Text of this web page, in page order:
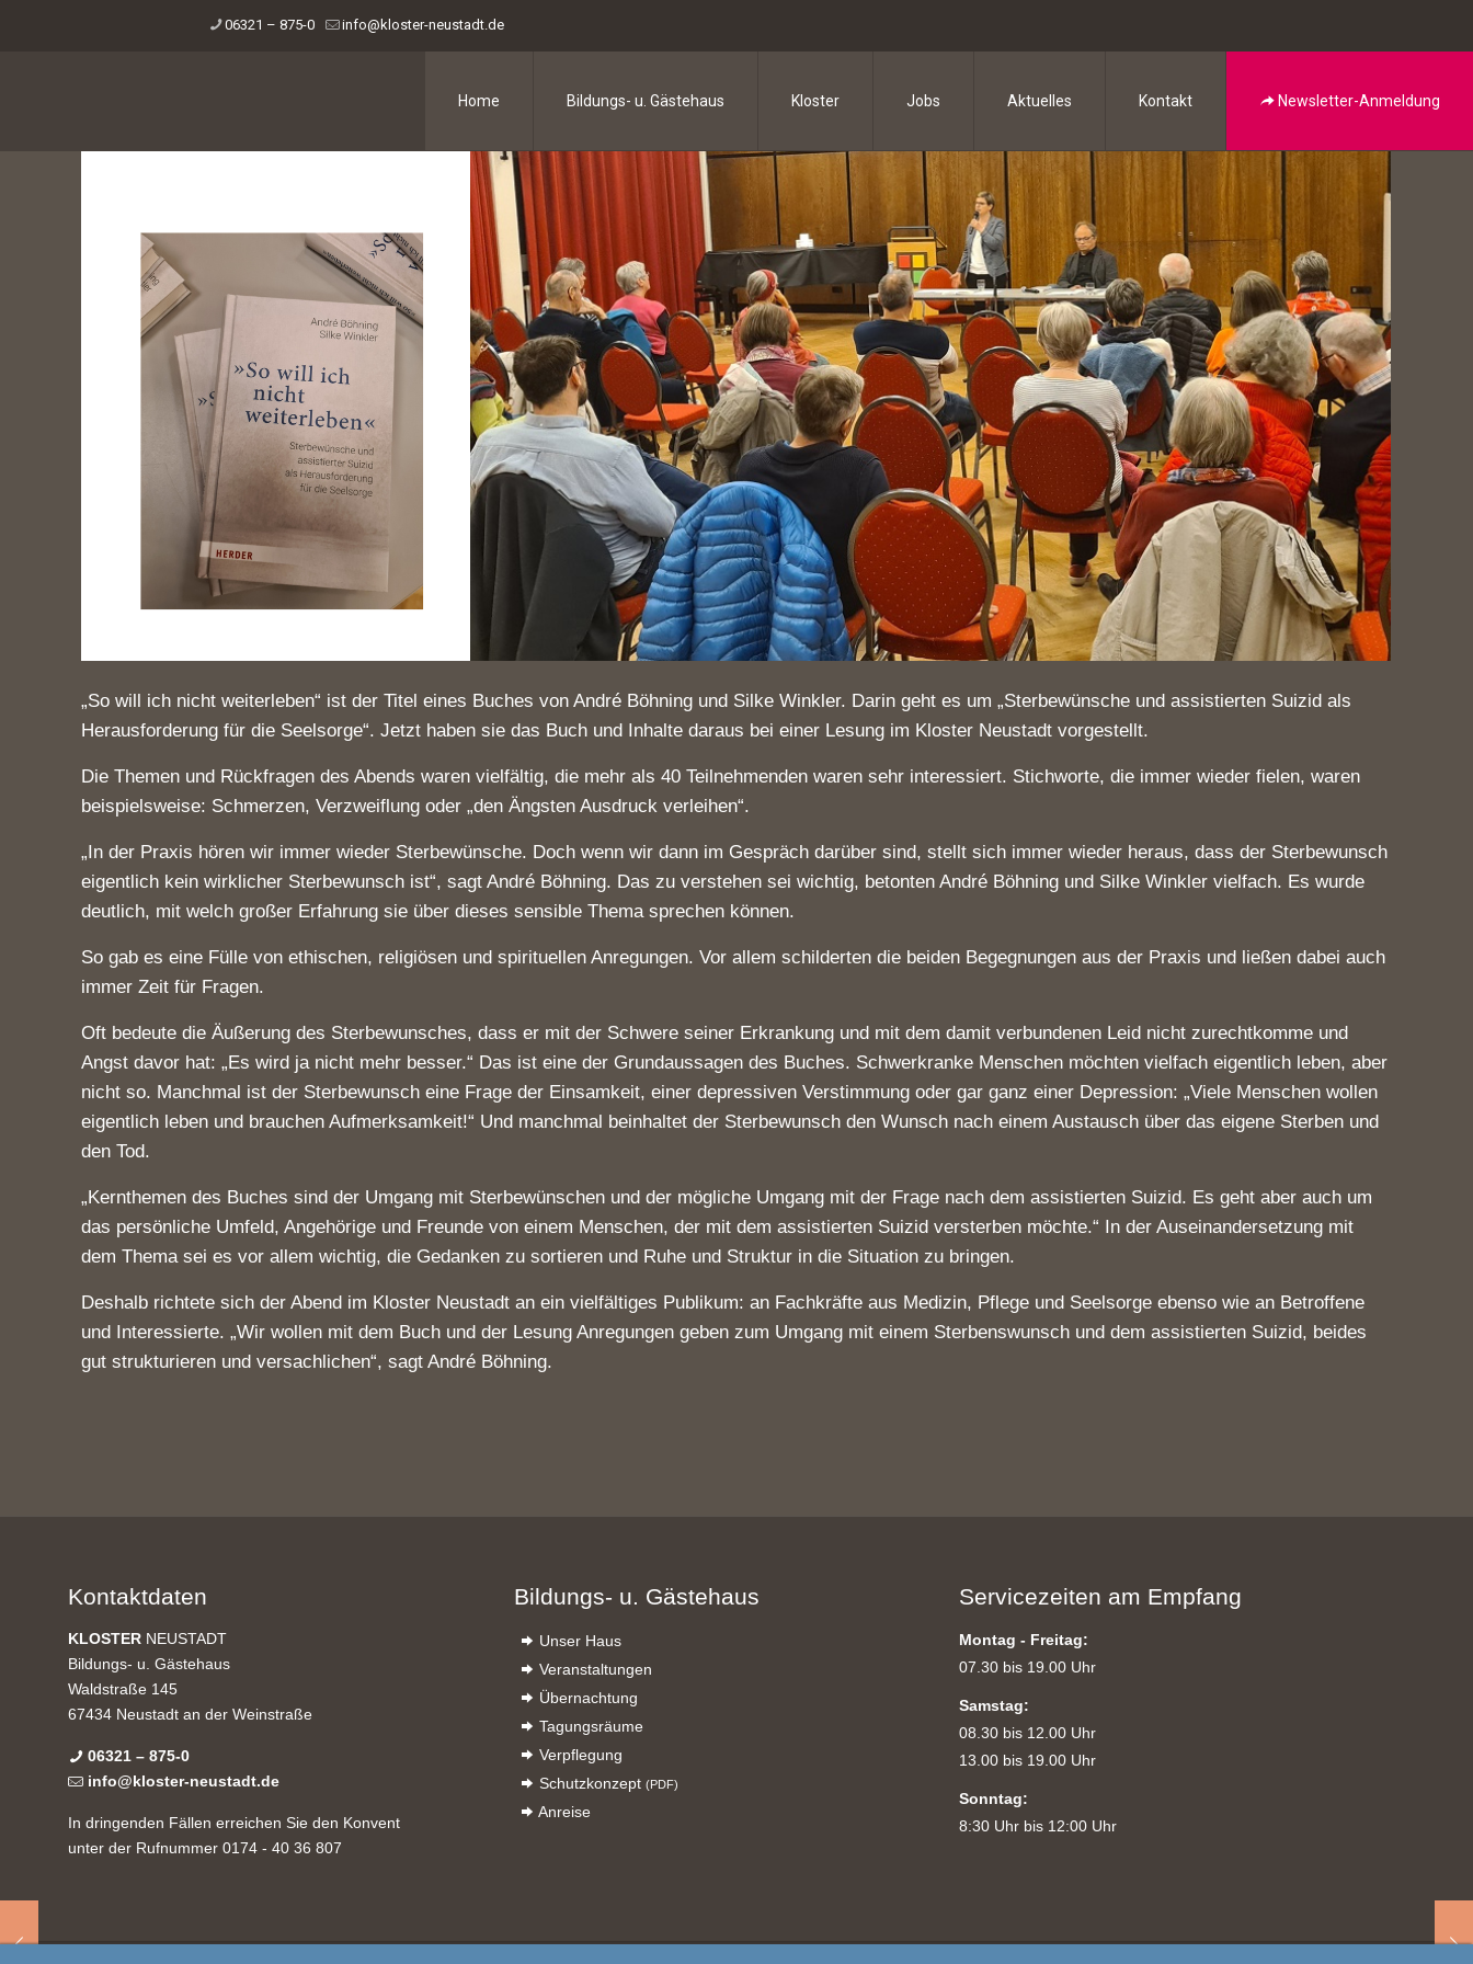
06321 – 875-0 info@kloster-neustadt.de
Home Bildungs- u. Gästehaus Kloster Jobs Aktuelles Kontakt Newsletter-Anmeldung
„So will ich nicht weiterleben“ ist der Titel eines Buches von André Böhning und Silke Winkler. Darin geht es um „Sterbewünsche und assistierten Suizid als
Herausforderung für die Seelsorge“. Jetzt haben sie das Buch und Inhalte daraus bei einer Lesung im Kloster Neustadt vorgestellt.
Die Themen und Rückfragen des Abends waren vielfältig, die mehr als 40 Teilnehmenden waren sehr interessiert. Stichworte, die immer wieder fielen, waren
beispielsweise: Schmerzen, Verzweiflung oder „den Ängsten Ausdruck verleihen“.
„In der Praxis hören wir immer wieder Sterbewünsche. Doch wenn wir dann im Gespräch darüber sind, stellt sich immer wieder heraus, dass der Sterbewunsch
eigentlich kein wirklicher Sterbewunsch ist“, sagt André Böhning. Das zu verstehen sei wichtig, betonten André Böhning und Silke Winkler vielfach. Es wurde
deutlich, mit welch großer Erfahrung sie über dieses sensible Thema sprechen können.
So gab es eine Fülle von ethischen, religiösen und spirituellen Anregungen. Vor allem schilderten die beiden Begegnungen aus der Praxis und ließen dabei auch
immer Zeit für Fragen.
Oft bedeute die Äußerung des Sterbewunsches, dass er mit der Schwere seiner Erkrankung und mit dem damit verbundenen Leid nicht zurechtkomme und
Angst davor hat: „Es wird ja nicht mehr besser.“ Das ist eine der Grundaussagen des Buches. Schwerkranke Menschen möchten vielfach eigentlich leben, aber
nicht so. Manchmal ist der Sterbewunsch eine Frage der Einsamkeit, einer depressiven Verstimmung oder gar ganz einer Depression: „Viele Menschen wollen
eigentlich leben und brauchen Aufmerksamkeit!“ Und manchmal beinhaltet der Sterbewunsch den Wunsch nach einem Austausch über das eigene Sterben und
den Tod.
„Kernthemen des Buches sind der Umgang mit Sterbewünschen und der mögliche Umgang mit der Frage nach dem assistierten Suizid. Es geht aber auch um
das persönliche Umfeld, Angehörige und Freunde von einem Menschen, der mit dem assistierten Suizid versterben möchte.“ In der Auseinandersetzung mit
dem Thema sei es vor allem wichtig, die Gedanken zu sortieren und Ruhe und Struktur in die Situation zu bringen.
Deshalb richtete sich der Abend im Kloster Neustadt an ein vielfältiges Publikum: an Fachkräfte aus Medizin, Pflege und Seelsorge ebenso wie an Betroffene
und Interessierte. „Wir wollen mit dem Buch und der Lesung Anregungen geben zum Umgang mit einem Sterbenswunsch und dem assistierten Suizid, beides
gut strukturieren und versachlichen“, sagt André Böhning.
Kontaktdaten
KLOSTER NEUSTADT
Bildungs- u. Gästehaus
Waldstraße 145
67434 Neustadt an der Weinstraße
06321 – 875-0
info@kloster-neustadt.de
In dringenden Fällen erreichen Sie den Konvent
unter der Rufnummer 0174 - 40 36 807
Bildungs- u. Gästehaus
Unser Haus
Veranstaltungen
Übernachtung
Tagungsräume
Verpflegung
Schutzkonzept (PDF)
Anreise
Servicezeiten am Empfang
Montag - Freitag:
07.30 bis 19.00 Uhr
Samstag:
08.30 bis 12.00 Uhr
13.00 bis 19.00 Uhr
Sonntag:
8:30 Uhr bis 12:00 Uhr